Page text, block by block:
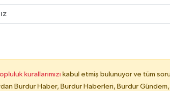
kurallarımızı kabul etmiş bulunuyor ve tüm
Burdur Haber, Burdur Haberleri, Burdur